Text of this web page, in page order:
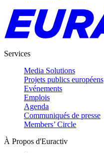
Services
Media Solutions
Projets publics européens
Evénements
Emplois
Agenda
Communiqués de presse
Members’ Circle
À Propos d'Euractiv